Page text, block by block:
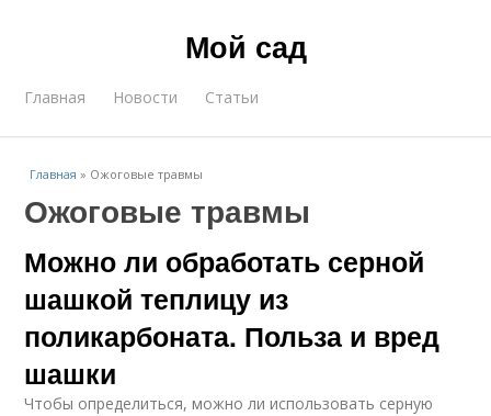
Мой сад
Главная Новости Статьи
Главная » Ожоговые травмы
Ожоговые травмы
Можно ли обработать серной
шашкой теплицу из
поликарбоната. Польза и вред
шашки
Чтобы определиться, можно ли использовать серную